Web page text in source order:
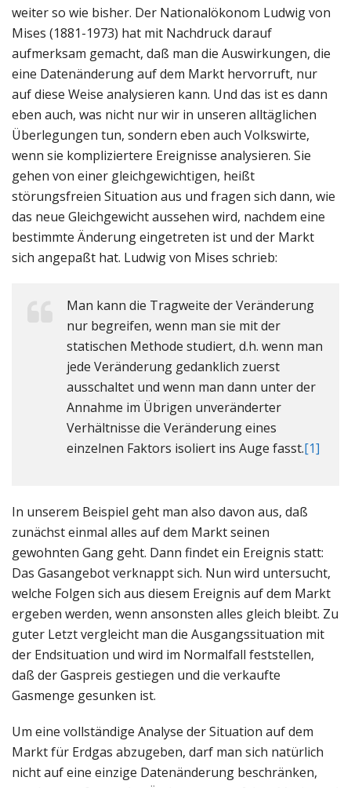
weiter so wie bisher. Der Nationalökonom Ludwig von
Mises (1881-1973) hat mit Nachdruck darauf
aufmerksam gemacht, daß man die Auswirkungen, die
eine Datenänderung auf dem Markt hervorruft, nur
auf diese Weise analysieren kann. Und das ist es dann
eben auch, was nicht nur wir in unseren alltäglichen
Überlegungen tun, sondern eben auch Volkswirte,
wenn sie kompliziertere Ereignisse analysieren. Sie
gehen von einer gleichgewichtigen, heißt
störungsfreien Situation aus und fragen sich dann, wie
das neue Gleichgewicht aussehen wird, nachdem eine
bestimmte Änderung eingetreten ist und der Markt
sich angepaßt hat. Ludwig von Mises schrieb:
Man kann die Tragweite der Veränderung
nur begreifen, wenn man sie mit der
statischen Methode studiert, d.h. wenn man
jede Veränderung gedanklich zuerst
ausschaltet und wenn man dann unter der
Annahme im Übrigen unveränderter
Verhältnisse die Veränderung eines
einzelnen Faktors isoliert ins Auge fasst.[1]
In unserem Beispiel geht man also davon aus, daß
zunächst einmal alles auf dem Markt seinen
gewohnten Gang geht. Dann findet ein Ereignis statt:
Das Gasangebot verknappt sich. Nun wird untersucht,
welche Folgen sich aus diesem Ereignis auf dem Markt
ergeben werden, wenn ansonsten alles gleich bleibt. Zu
guter Letzt vergleicht man die Ausgangssituation mit
der Endsituation und wird im Normalfall feststellen,
daß der Gaspreis gestiegen und die verkaufte
Gasmenge gesunken ist.
Um eine vollständige Analyse der Situation auf dem
Markt für Erdgas abzugeben, darf man sich natürlich
nicht auf eine einzige Datenänderung beschränken,